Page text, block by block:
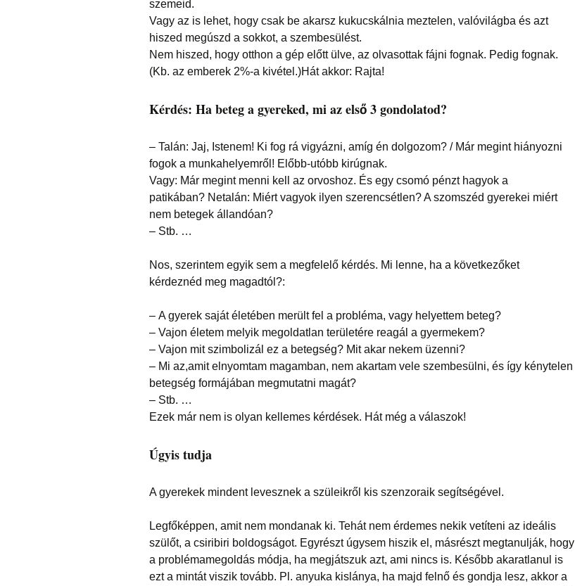
szemeid.
Vagy az is lehet, hogy csak be akarsz kukucskálnia meztelen, valóvilágba és azt
hiszed megúszd a sokkot, a szembesülést.
Nem hiszed, hogy otthon a gép előtt ülve, az olvasottak fájni fognak. Pedig fognak.
(Kb. az emberek 2%-a kivétel.)Hát akkor: Rajta!
Kérdés: Ha beteg a gyereked, mi az első 3 gondolatod?
– Talán: Jaj, Istenem! Ki fog rá vigyázni, amíg én dolgozom? / Már megint hiányozni
fogok a munkahelyemről! Előbb-utóbb kirúgnak.
Vagy: Már megint menni kell az orvoshoz. És egy csomó pénzt hagyok a
patikában? Netalán: Miért vagyok ilyen szerencsétlen? A szomszéd gyerekei miért
nem betegek állandóan?
– Stb. …
Nos, szerintem egyik sem a megfelelő kérdés. Mi lenne, ha a következőket
kérdeznéd meg magadtól?:
– A gyerek saját életében merült fel a probléma, vagy helyettem beteg?
– Vajon életem melyik megoldatlan területére reagál a gyermekem?
– Vajon mit szimbolizál ez a betegség? Mit akar nekem üzenni?
– Mi az,amit elnyomtam magamban, nem akartam vele szembesülni, és így kénytelen
betegség formájában megmutatni magát?
– Stb. …
Ezek már nem is olyan kellemes kérdések. Hát még a válaszok!
Úgyis tudja
A gyerekek mindent levesznek a szüleikről kis szenzoraik segítségével.
Legfőképpen, amit nem mondanak ki. Tehát nem érdemes nekik vetíteni az ideális
szülőt, a csiribiri boldogságot. Egyrészt úgysem hiszik el, másrészt megtanulják, hogy
a problémamegoldás módja, ha megjátszuk azt, ami nincs is. Később akaratlanul is
ezt a mintát viszik tovább. Pl. anyuka kislánya, ha majd felnő és gondja lesz, akkor a